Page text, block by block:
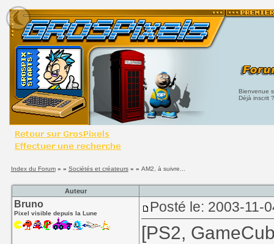
Bienvenue
Déjà inscrit
Index du Forum» » Sociétés et créateurs» » AM2, à suivre...
Auteur
Bruno
Pixel visible depuis la Lune Posté le: 2003-11-
[PS2,